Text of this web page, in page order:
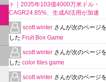
ト｜2035年103億4000万米ドル・
CAGR24.85%、生成AI活用が加速
scott winter さんが次のページ
した Fruit Box Game
scott winter さんが次のページ
した color tiles game
scott winter さんが次のページ